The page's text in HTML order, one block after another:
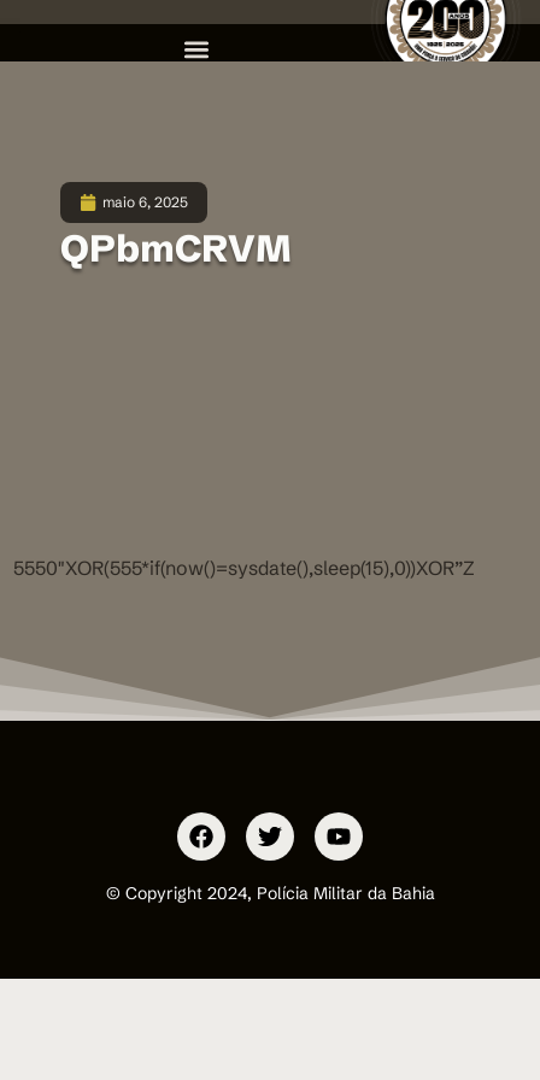
maio 6, 2025
QPbmCRVM
5550″XOR(555*if(now()=sysdate(),sleep(15),0))XOR”Z
© Copyright 2024, Polícia Militar da Bahia